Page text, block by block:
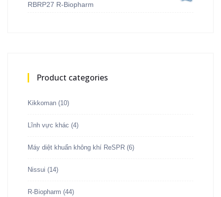
RBRP27 R-Biopharm
Product categories
Kikkoman (10)
Lĩnh vực khác (4)
Máy diệt khuẩn không khí ReSPR (6)
Nissui (14)
R-Biopharm (44)